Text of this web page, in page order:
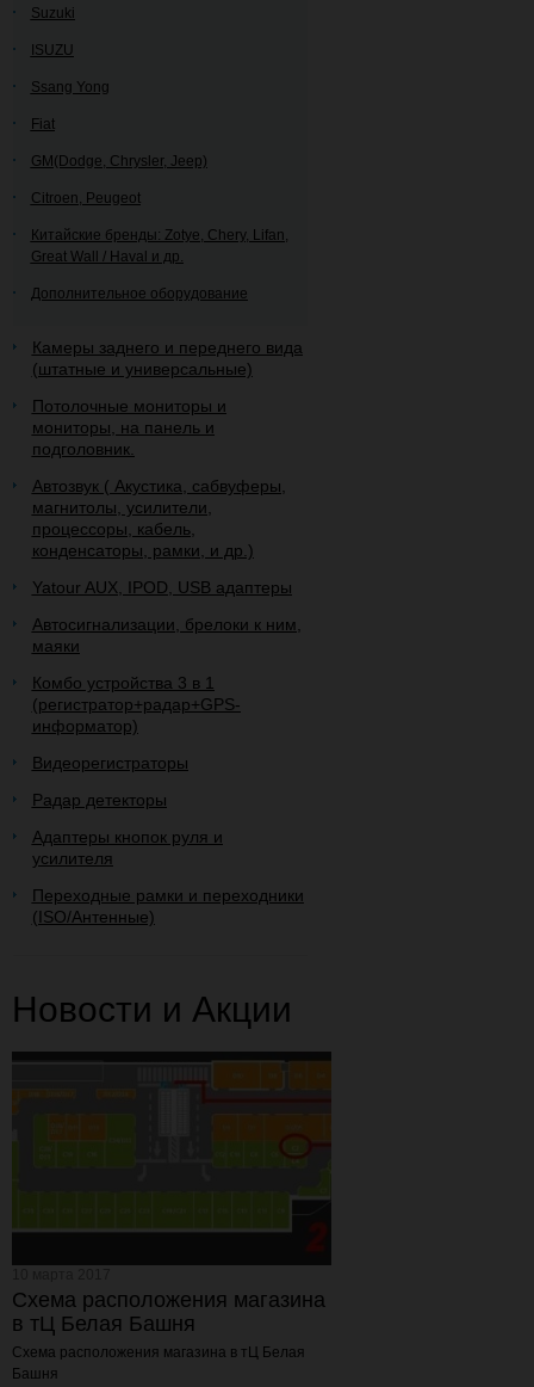
Suzuki
ISUZU
Ssang Yong
Fiat
GM(Dodge, Chrysler, Jeep)
Citroen, Peugeot
Китайские бренды: Zotye, Chery, Lifan,
Great Wall / Haval и др.
Дополнительное оборудование
Камеры заднего и переднего вида
(штатные и универсальные)
Потолочные мониторы и
мониторы, на панель и
подголовник.
Автозвук ( Акустика, сабвуферы,
магнитолы, усилители,
процессоры, кабель,
конденсаторы, рамки, и др.)
Yatour AUX, IPOD, USB адаптеры
Автосигнализации, брелоки к ним,
маяки
Комбо устройства 3 в 1
(регистратор+радар+GPS-
информатор)
Видеорегистраторы
Радар детекторы
Адаптеры кнопок руля и
усилителя
Переходные рамки и переходники
(ISO/Антенные)
Новости и Акции
Схема расположения магазина
в тЦ Белая Башня
Схема расположения магазина в тЦ Белая
Башня